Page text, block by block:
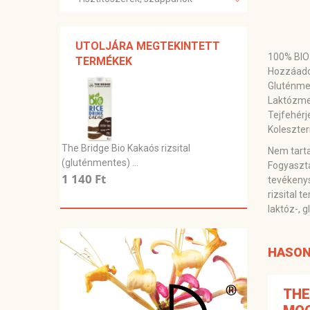
UTOLJÁRA MEGTEKINTETT
TERMÉKEK
The Bridge Bio Kakaós rizsital
(gluténmentes) ...
1 140 Ft
100% BIO
Nem
rizsital
laktóz-,